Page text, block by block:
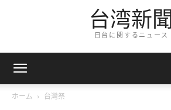
台湾新聞
日台に関するニュース
ホーム 台灣祭